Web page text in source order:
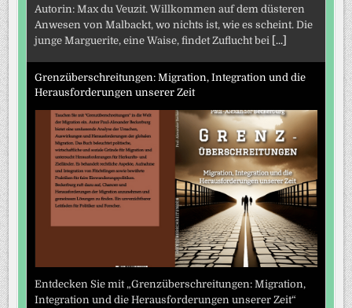
Autorin: Max du Veuzit. Willkommen auf dem düsteren
Anwesen von Malbackt, wo nichts ist, wie es scheint. Die
junge Marguerite, eine Waise, findet Zuflucht bei [...]
Grenzüberschreitungen: Migration, Integration und die
Herausforderungen unserer Zeit
Entdecken Sie mit „Grenzüberschreitungen: Migration,
Integration und die Herausforderungen unserer Zeit“